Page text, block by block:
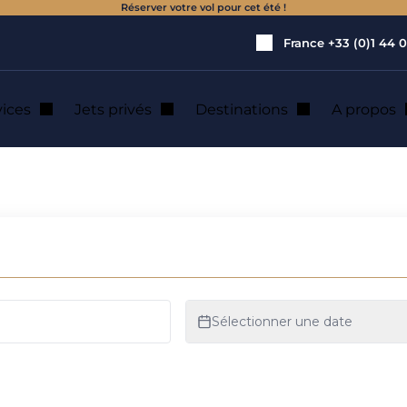
Réserver votre vol pour cet été !
France +33 (0)1 44
Jets privés Destinations A propos